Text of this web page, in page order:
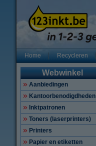
Home Recycleren
Webwinkel
Aanbiedingen
Kantoorbenodigdheden
Inktpatronen
Toners (laserprinters)
Printers
Papier en etiketten